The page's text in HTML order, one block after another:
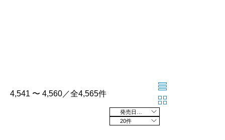
4,541 〜 4,560／全4,565件
20件